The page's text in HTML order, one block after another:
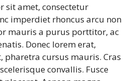
sit amet, consectetur
imperdiet rhoncus arcu non
mauris a purus porttitor, ac
Donec lorem erat,
pharetra cursus mauris. Cras
convallis. Fusce